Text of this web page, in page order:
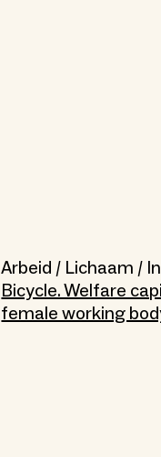
Arbeid / Lichaam /
Bicycle. Welfare
female working